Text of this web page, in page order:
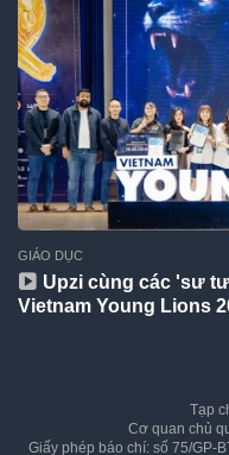
GIÁO DỤC
Upzi cùng các 'sư
Vietnam Young Lions
Tạp
Cơ quan chủ
Giấy phép báo chí: số 75/GP-